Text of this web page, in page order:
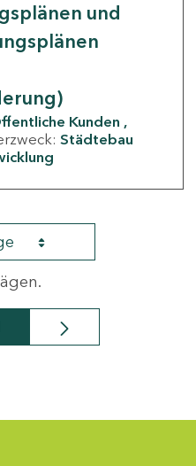
und
Kunden
Städtebau